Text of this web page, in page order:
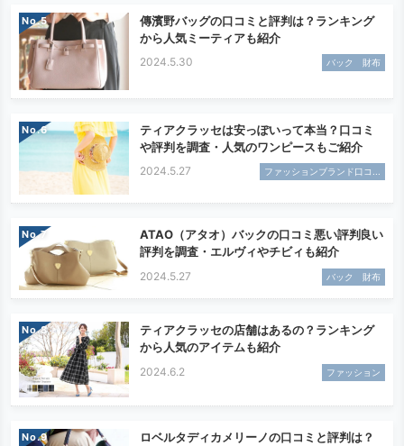
No.
傳濱野バッグの口コミと評判は？ランキング
から人気ミーティアも紹介
2024.5.30 バック 財布
No.
ティアクラッセは安っぽいって本当？口コミ
や評判を調査・人気のワンピースもご紹介
2024.5.27 ファッションブランド口コ...
No.
ATAO（アタオ）バックの口コミ悪い評判良い
評判を調査・エルヴィやチビィも紹介
2024.5.27 バック 財布
No.
ティアクラッセの店舗はあるの？ランキング
から人気のアイテムも紹介
2024.6.2 ファッション
No.
ロベルタディカメリーノの口コミと評判は？